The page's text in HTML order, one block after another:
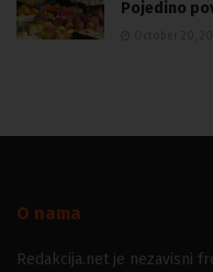
Pojedino
O nama
Redakcija.net je nezavisni